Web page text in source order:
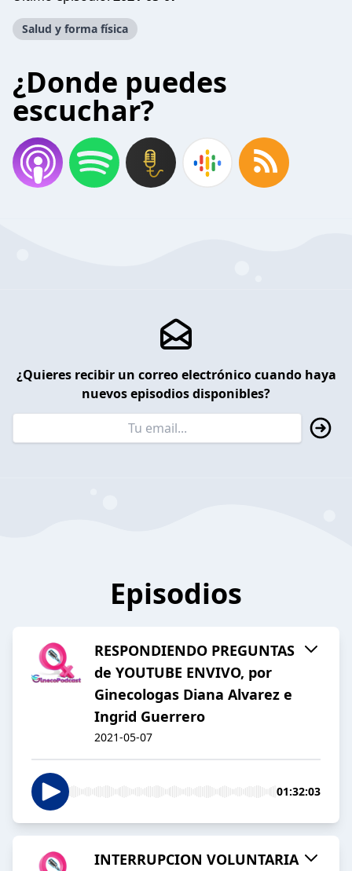
Salud y forma física
¿Donde puedes
escuchar?
¿Quieres recibir un correo electrónico cuando haya
nuevos episodios disponibles?
Episodios
RESPONDIENDO PREGUNTAS
de YOUTUBE ENVIVO, por
Ginecologas Diana Alvarez e
Ingrid Guerrero
2021-05-07
01:32:03
INTERRUPCION VOLUNTARIA